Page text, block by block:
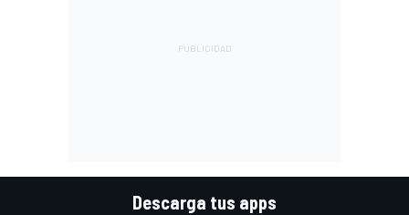
Descarga tus apps